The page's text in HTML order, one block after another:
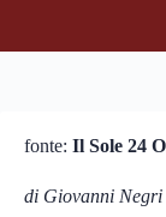
fonte: Il Sole 24
di Giovanni Negri